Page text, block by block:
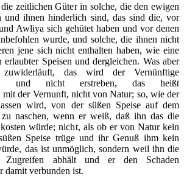
zeitlichen Güter in solche, die den ewigen
und ihnen hinderlich sind, das sind die, vor
Awliya sich gehütet haben und vor denen
wurde, und solche, die ihnen nicht
jene sich nicht enthalten haben, wie eine
erlaubter Speisen und dergleichen. Was aber
das wird der Vernünftige
und nicht erstreben, das heißt
mit der Vernunft, nicht von Natur; so, wie der
wird, von der süßen Speise auf dem
zu naschen, wenn er weiß, daß ihn das die
würde; nicht, als ob er von Natur kein
Speise trüge und ihr Genuß ihm kein
das ist unmöglich, sondern weil ihn die
abhält und er den Schaden
damit verbunden ist.